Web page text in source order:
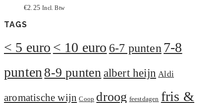
€2.25 Incl. Btw
TAGS
< 5 euro < 10 euro 6-7 punten7-8
punten8-9 puntenalbert heijn Aldi
aromatische wijn Coop droog feestdagen fris &